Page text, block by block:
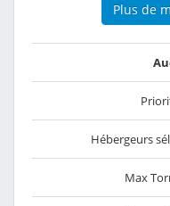
Plus de
Hébergeurs
Max